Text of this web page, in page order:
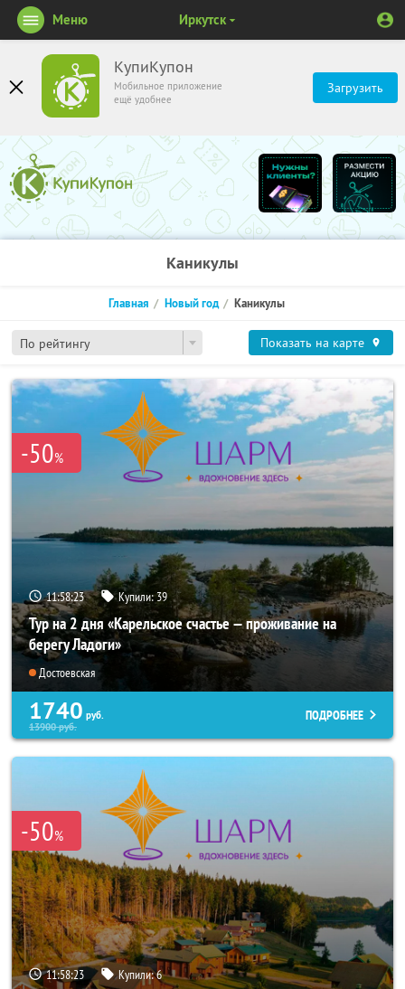
КупиКупон
Мобильное приложение
ещё удобнее
Загрузить
Меню Иркутск
Каникулы
По рейтингу
Главная Новый год Каникулы
Показать на карте
-50%
11:58:23 Купили:39
Тур на 2 дня «Карельское счастье — проживание на
берегу Ладоги»
Достоевская
1740 руб.
13900руб.
ПОДРОБНЕЕ
-50%
11:58:23 Купили:6